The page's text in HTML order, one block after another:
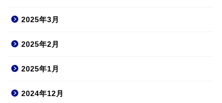
2025年3月
2025年2月
2025年1月
2024年12月